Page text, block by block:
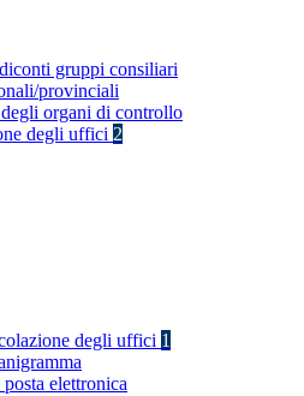
gruppi consiliari
provinciali
organi di controllo
degli uffici 2
degli uffici 1
elettronica